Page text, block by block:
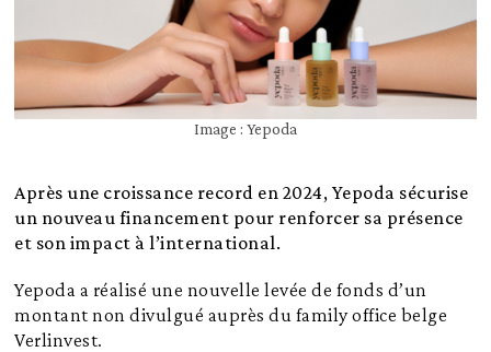
Image : Yepoda
Après une croissance record en 2024, Yepoda sécurise
un nouveau financement pour renforcer sa présence
et son impact à l’international.
Yepoda a réalisé une nouvelle levée de fonds d’un
montant non divulgué auprès du family office belge
Verlinvest.